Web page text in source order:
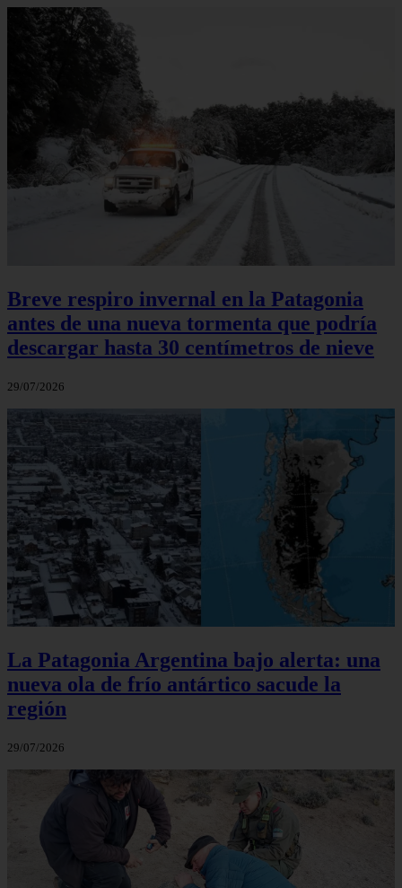
Breve respiro invernal en la Patagonia
antes de una nueva tormenta que podría
descargar hasta 30 centímetros de nieve
29/07/2026
La Patagonia Argentina bajo alerta: una
nueva ola de frío antártico sacude la
región
29/07/2026